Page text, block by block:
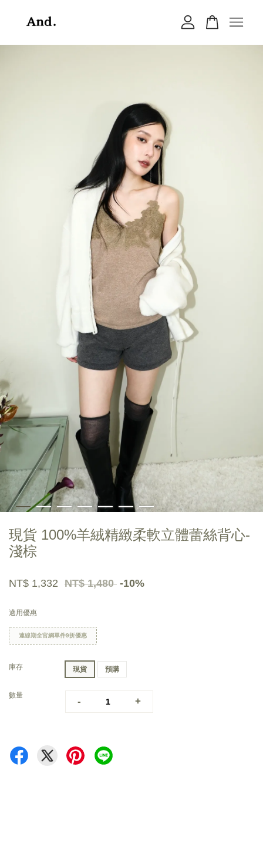
現貨 100%羊絨精緻柔軟立體蕾絲背心-
淺棕
NT$ 1,332 NT$ 1,480 -10%
適用優惠
連線期全官網單件9折優惠
庫存 現貨 預購
數量
- +